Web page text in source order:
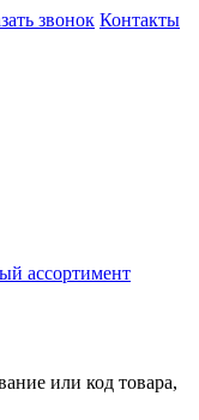
звонок Контакты
ассортимент
или код товара,